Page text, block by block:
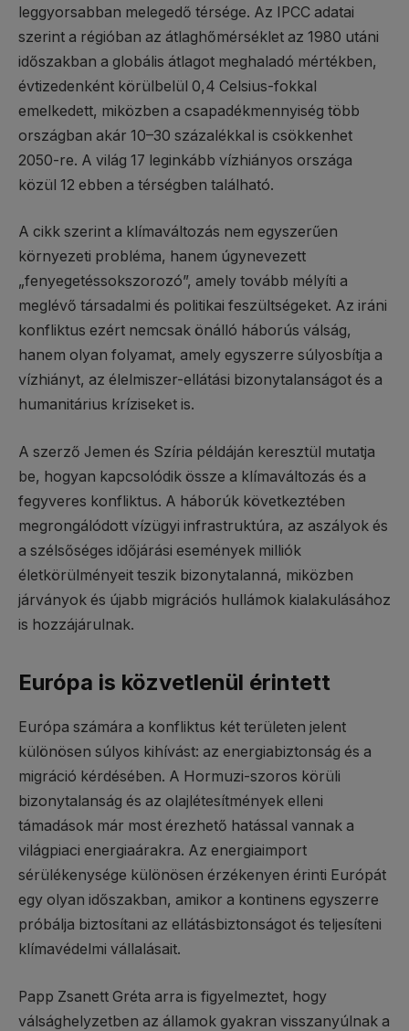
leggyorsabban melegedő térsége. Az IPCC adatai
szerint a régióban az átlaghőmérséklet az 1980 utáni
időszakban a globális átlagot meghaladó mértékben,
évtizedenként körülbelül 0,4 Celsius-fokkal
emelkedett, miközben a csapadékmennyiség több
országban akár 10–30 százalékkal is csökkenhet
2050-re. A világ 17 leginkább vízhiányos országa
közül 12 ebben a térségben található.
A cikk szerint a klímaváltozás nem egyszerűen
környezeti probléma, hanem úgynevezett
„fenyegetéssokszorozó”, amely tovább mélyíti a
meglévő társadalmi és politikai feszültségeket. Az iráni
konfliktus ezért nemcsak önálló háborús válság,
hanem olyan folyamat, amely egyszerre súlyosbítja a
vízhiányt, az élelmiszer-ellátási bizonytalanságot és a
humanitárius kríziseket is.
A szerző Jemen és Szíria példáján keresztül mutatja
be, hogyan kapcsolódik össze a klímaváltozás és a
fegyveres konfliktus. A háborúk következtében
megrongálódott vízügyi infrastruktúra, az aszályok és
a szélsőséges időjárási események milliók
életkörülményeit teszik bizonytalanná, miközben
járványok és újabb migrációs hullámok kialakulásához
is hozzájárulnak.
Európa is közvetlenül érintett
Európa számára a konfliktus két területen jelent
különösen súlyos kihívást: az energiabiztonság és a
migráció kérdésében. A Hormuzi-szoros körüli
bizonytalanság és az olajlétesítmények elleni
támadások már most érezhető hatással vannak a
világpiaci energiaárakra. Az energiaimport
sérülékenysége különösen érzékenyen érinti Európát
egy olyan időszakban, amikor a kontinens egyszerre
próbálja biztosítani az ellátásbiztonságot és teljesíteni
klímavédelmi vállalásait.
Papp Zsanett Gréta arra is figyelmeztet, hogy
válsághelyzetben az államok gyakran visszanyúlnak a